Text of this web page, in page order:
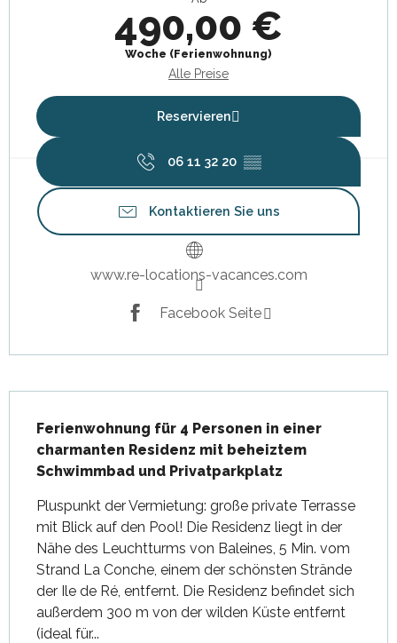
490,00 €
Woche (Ferienwohnung)
Alle Preise
Reservieren
06 11 32 20 ▒▒
Kontaktieren Sie uns
www.re-locations-vacances.com
Facebook Seite
Ferienwohnung für 4 Personen in einer
charmanten Residenz mit beheiztem
Schwimmbad und Privatparkplatz
Pluspunkt der Vermietung: große private Terrasse
mit Blick auf den Pool! Die Residenz liegt in der
Nähe des Leuchtturms von Baleines, 5 Min. vom
Strand La Conche, einem der schönsten Strände
der Ile de Ré, entfernt. Die Residenz befindet sich
außerdem 300 m von der wilden Küste entfernt
(ideal für...